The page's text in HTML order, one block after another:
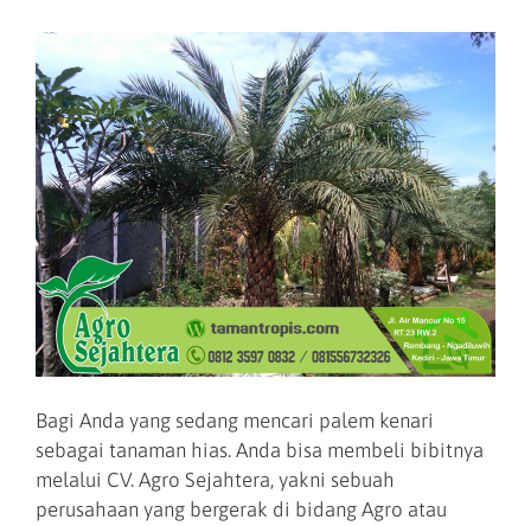
Bagi Anda yang sedang mencari palem kenari
sebagai tanaman hias. Anda bisa membeli bibitnya
melalui CV. Agro Sejahtera, yakni sebuah
perusahaan yang bergerak di bidang Agro atau